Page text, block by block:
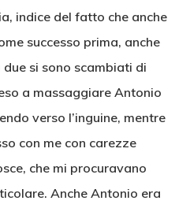
indice del fatto che anche
successo prima, anche
si sono scambiati di
a massaggiare Antonio
verso l’inguine, mentre
con me con carezze
che mi procuravano
Anche Antonio era